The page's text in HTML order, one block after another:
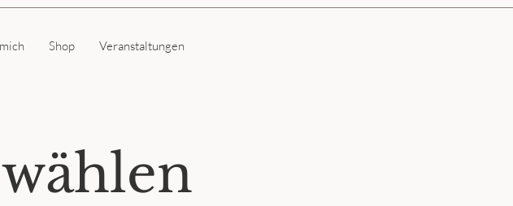
Shop Veranstaltungen